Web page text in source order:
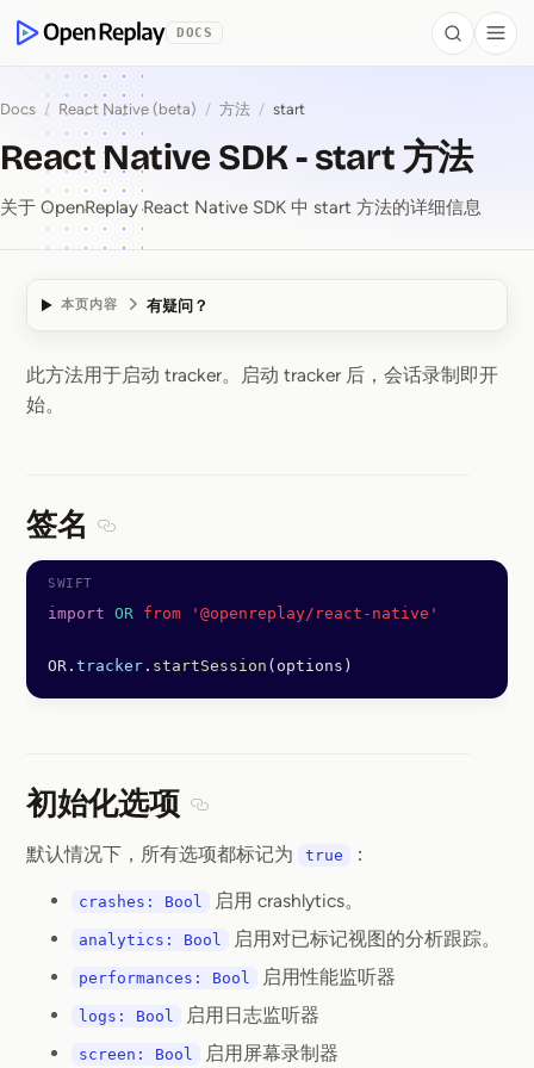
OpenReplay
DOCS Search
Docs / React Native (beta) / 方法 / start
React Native SDK - start 方法
关于 OpenReplay React Native SDK 中 start 方法的详细信息
本页内容 有疑问？
React Native SDK ⁠-⁠
此方法用于启动 tracker。启动 tracker 后，会话录制即开
始。
签名
import OR from '@openreplay/react-native'
OR. tracker . startSession (options)
初始化选项
默认情况下，所有选项都标记为
true ：
crashes: Bool 启用 crashlytics。
analytics: Bool 启用对已标记视图的分析跟踪。
performances: Bool 启用性能监听器
logs: Bool 启用日志监听器
screen: Bool 启用屏幕录制器